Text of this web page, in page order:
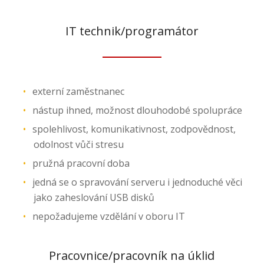
IT technik/programátor
externí zaměstnanec
nástup ihned, možnost dlouhodobé spolupráce
spolehlivost, komunikativnost, zodpovědnost,
odolnost vůči stresu
pružná pracovní doba
jedná se o spravování serveru i jednoduché věci
jako zaheslování USB disků
nepožadujeme vzdělání v oboru IT
Pracovnice/pracovník na úklid